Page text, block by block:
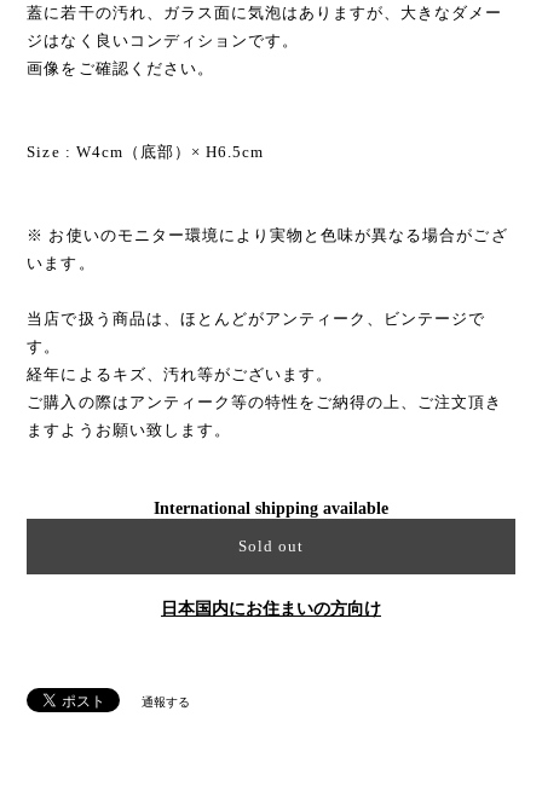
蓋に若干の汚れ、ガラス面に気泡はありますが、大きなダメー
ジはなく良いコンディションです。
画像をご確認ください。
Size : W4cm（底部）× H6.5cm
※ お使いのモニター環境により実物と色味が異なる場合がござ
います。
当店で扱う商品は、ほとんどがアンティーク、ビンテージで
す。
経年によるキズ、汚れ等がございます。
ご購入の際はアンティーク等の特性をご納得の上、ご注文頂き
ますようお願い致します。
International shipping available
Sold out
日本国内にお住まいの方向け
通報する